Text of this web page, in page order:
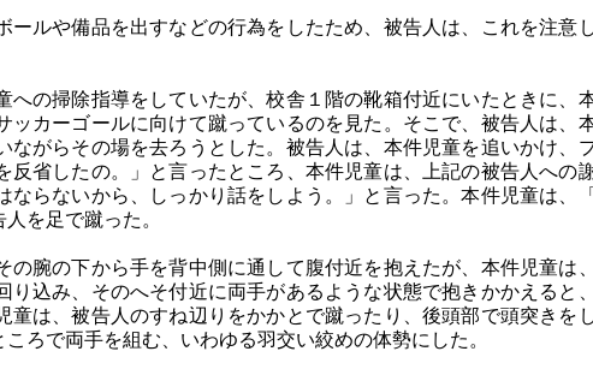
ルや備品を出すなどの行為をしたため、被告人は、これを注意
の掃除指導をしていたが、校舎１階の靴箱付近にいたときに、
カーゴールに向けて蹴っているのを見た。そこで、被告人は、
がらその場を去ろうとした。被告人は、本件児童を追いかけ、
省したの。」と言ったところ、本件児童は、上記の被告人への
らないから、しっかり話をしよう。」と言った。本件児童は、
を足で蹴った。
腕の下から手を背中側に通して腹付近を抱えたが、本件児童は
込み、そのへそ付近に両手があるような状態で抱きかかえると
は、被告人のすね辺りをかかとで蹴ったり、後頭部で頭突きを
ろで両手を組む、いわゆる羽交い絞めの体勢にした。